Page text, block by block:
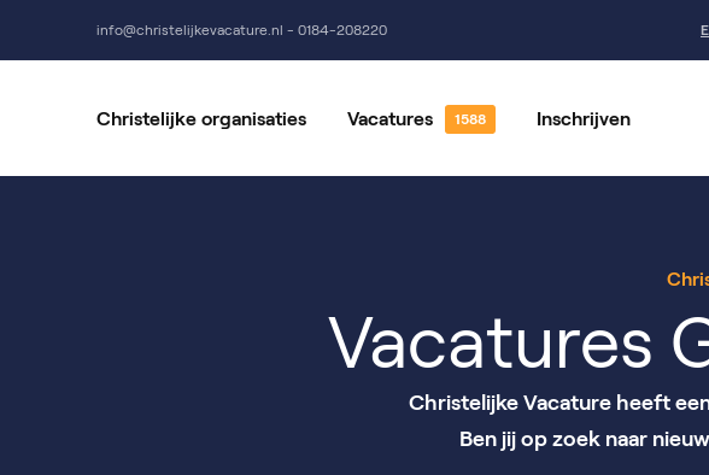
info@christelijkevacature.nl - 0184-208220
Christelijke organisaties Vacatures Inschrijven
Vacatures
Christelijke Vacature heeft
Ben jij op zoek naar